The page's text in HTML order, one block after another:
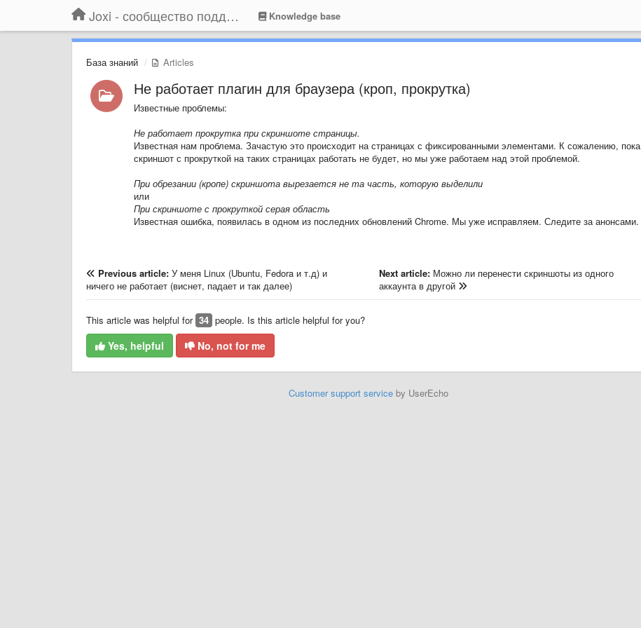
Joxi - сообщество поддержки Knowledge base
База знаний Articles
Не работает плагин для браузера (кроп, прокрутка)
Известные проблемы:
Не работает прокрутка при скриншоте страницы.
Известная нам проблема. Зачастую это происходит на страницах с фиксированными элементами. К сожалению, пока
скриншот с прокруткой на таких страницах работать не будет, но мы уже работаем над этой проблемой.
При обрезании (кропе) скриншота вырезается не та часть, которую выделили
или
При скриншоте с прокруткой серая область
Известная ошибка, появилась в одном из последних обновлений Chrome. Мы уже исправляем. Следите за анонсами.
Previous article: У меня Linux (Ubuntu, Fedora и т.д) и
ничего не работает (виснет, падает и так далее)
Next article: Можно ли перенести скриншоты из одного
аккаунта в другой
This article was helpful for 34 people. Is this article helpful for you?
Yes, helpful No, not for me
Customer support serviceby UserEcho